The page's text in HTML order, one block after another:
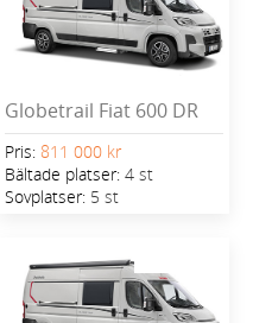
Globetrail Fiat 600 DR
Pris: 811 000 kr
Bältade platser: 4 st
Sovplatser: 5 st